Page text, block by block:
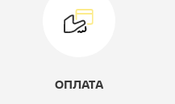
основанием под
ОПЛАТА